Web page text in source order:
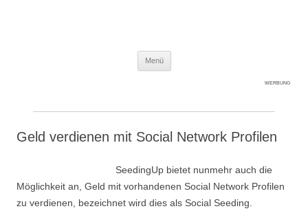
Menü
WERBUNG
Geld verdienen mit Social Network Profilen
SeedingUp bietet nunmehr auch die
Möglichkeit an, Geld mit vorhandenen Social Network Profilen
zu verdienen, bezeichnet wird dies als Social Seeding.